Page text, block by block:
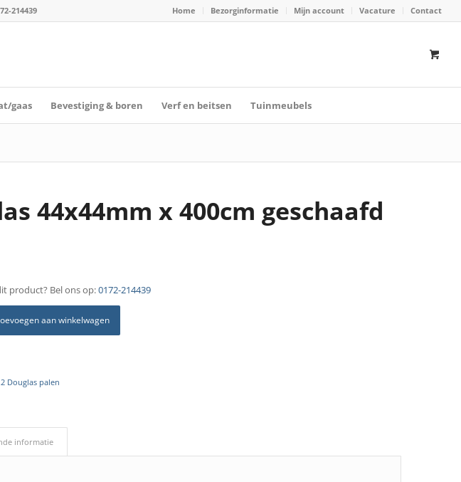
Home Bezorginformatie Mijn account Vacature Contact
214439
gaas Bevestiging & boren Verf en beitsen Tuinmeubels
44x44mm x 400cm geschaafd
product? Bel ons op:0172-214439
aan winkelwagen
Douglas palen
informatie